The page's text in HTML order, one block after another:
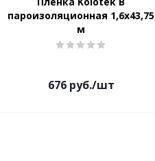
пароизоляционная 1,6х43,75
м
676руб./шт